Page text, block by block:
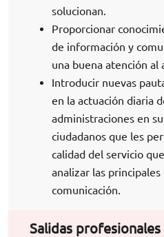
solucionan.
Proporcionar
de información y
una buena atención al
Introducir nuevas
en la actuación diaria
administraciones en
ciudadanos que les
calidad del servicio
analizar las
comunicación.
Salidas profesionales